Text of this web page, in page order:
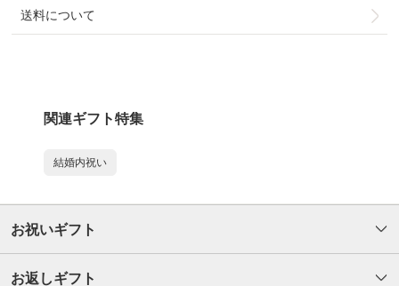
送料について
関連ギフト特集
結婚内祝い
お祝いギフト
お返しギフト